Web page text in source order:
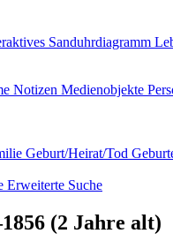
Sanduhrdiagramm
Notizen Medienobjekte
Geburt/Heirat/Tod
Erweiterte Suche
1856 (2 Jahre alt)